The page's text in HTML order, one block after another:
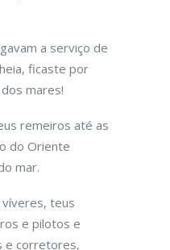
a serviço de
ficaste por
mares!
remeiros até as
do Oriente
mar.
teus
e pilotos e
e corretores,